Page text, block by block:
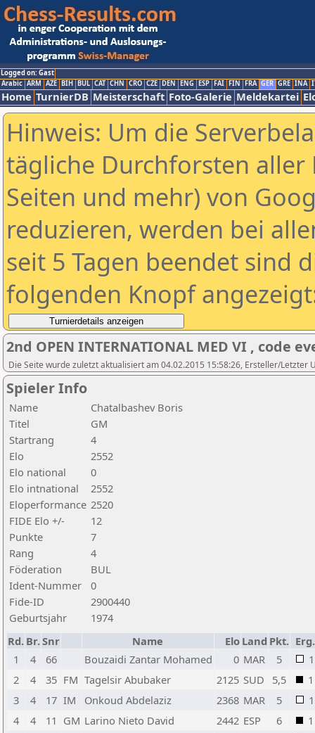
Logged on: Gast
Arabic ARM AZE BIH BUL CAT CHN CRO CZE DEN ENG ESP FAI FIN FRA GER GRE INA
Home TurnierDB Meisterschaft Foto-Galerie Meldekartei
Hinweis: Um die
tägliche Durchforsten aller
Seiten und mehr) von
reduzieren, werden bei
seit 5 Tagen beendet sind
folgenden Knopf
2nd OPEN INTERNATIONAL MED VI , code
Die Seite wurde zuletzt aktualisiert am 04.02.2015 15:58:26, Ersteller/Letzter
Spieler Info
Name
Chatalbashev Boris
Titel
GM
Startrang
4
Elo
2552
Elo national
0
Elo intnational
2552
Eloperformance 2520
FIDE Elo +/-
12
Punkte
7
Rang
4
Föderation
BUL
Ident-Nummer
0
Fide-ID
2900440
Geburtsjahr
1974
Rd. Br.Snr Name Elo Land Pkt. Erg.
1
4 66 Bouzaidi Zantar Mohamed 0 MAR 5
1
2
4 35 FM Tagelsir Abubaker 2125 SUD 5,5
1
3
4 17 IM Onkoud Abdelaziz 2368 MAR 5
1
4
4 11 GM Larino Nieto David 2442 ESP 6
1